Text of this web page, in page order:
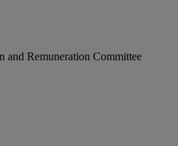
and Remuneration Committee